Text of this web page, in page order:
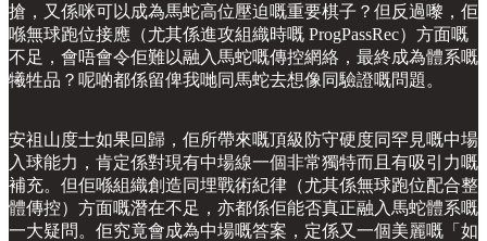
搶，又係咪可以成為馬蛇高位壓迫嘅重要棋子？但反過嚟，佢
喺無球跑位接應（尤其係進攻組織時嘅 ProgPassRec）方面嘅
不足，會唔會令佢難以融入馬蛇嘅傳控網絡，最終成為體系嘅
犧牲品？呢啲都係留俾我哋同馬蛇去想像同驗證嘅問題。
安祖山度士如果回歸，佢所帶來嘅頂級防守硬度同罕見嘅中場
入球能力，肯定係對現有中場線一個非常獨特而且有吸引力嘅
補充。但佢喺組織創造同埋戰術紀律（尤其係無球跑位配合整
體傳控）方面嘅潛在不足，亦都係佢能否真正融入馬蛇體系嘅
一大疑問。佢究竟會成為中場嘅答案，定係又一個美麗嘅「如